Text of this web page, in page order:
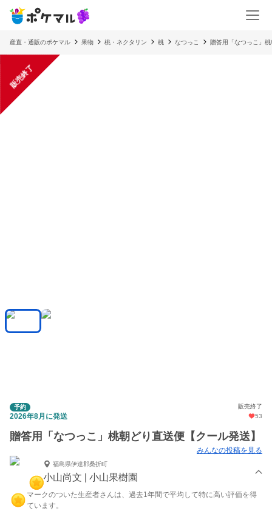
産直・通販のポケマル 果物 桃・ネクタリン 桃 なつっこ 贈答用「なつっこ」
販売終了
予約 販売終了
2026年8月に発送 53
贈答用「なつっこ」桃朝どり直送便【クール発送】
みんなの投稿を見る
福島県伊達郡桑折町
小山尚文 | 小山果樹園
マークのついた生産者さんは、過去1年間で平均して特に高い評価を得
ています。